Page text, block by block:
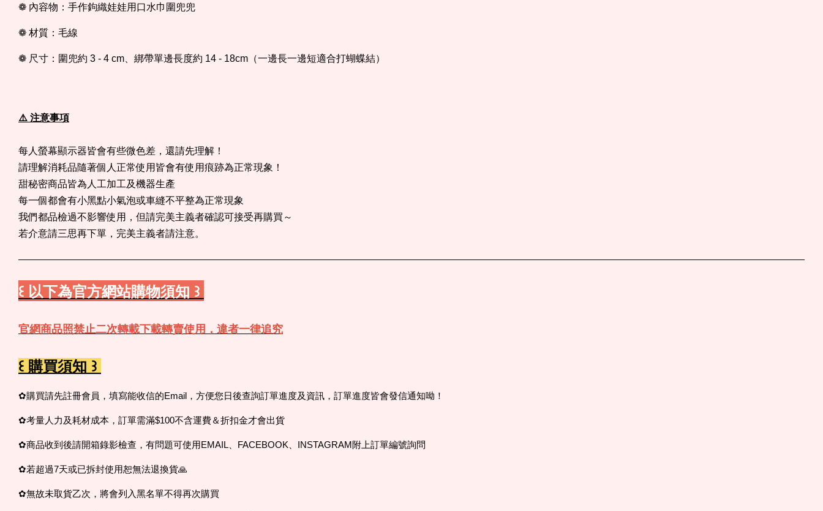
❁ 內容物：手作鉤織娃娃用口水巾圍兜兜
❁ 材質：毛線
❁ 尺寸：圍兜約 3 - 4 cm、綁帶單邊長度約 14 - 18cm（一邊長一邊短適合打蝴蝶結）
⚠️ 注意事項
每人螢幕顯示器皆會有些微色差，還請先理解！
請理解消耗品隨著個人正常使用皆會有使用痕跡為正常現象！
甜秘密商品皆為人工加工及機器生產
每一個都會有小黑點小氣泡或車縫不平整為正常現象
我們都品檢過不影響使用，但請完美主義者確認可接受再購買～
若介意請三思再下單，完美主義者請注意。
꒰ 以下為官方網站購物須知 ꒱
官網商品照禁止二次轉載下載轉賣使用，違者一律追究
꒰ 購買須知 ꒱
✿購買請先註冊會員，填寫能收信的Email，方便您日後查詢訂單進度及資訊，訂單進度皆會發信通知呦！
✿考量人力及耗材成本，訂單需滿$100不含運費＆折扣金才會出貨
✿商品收到後請開箱錄影檢查，有問題可使用EMAIL、FACEBOOK、INSTAGRAM附上訂單編號詢問
✿若超過7天或已拆封使用恕無法退換貨🙏
✿無故未取貨乙次，將會列入黑名單不得再次購買